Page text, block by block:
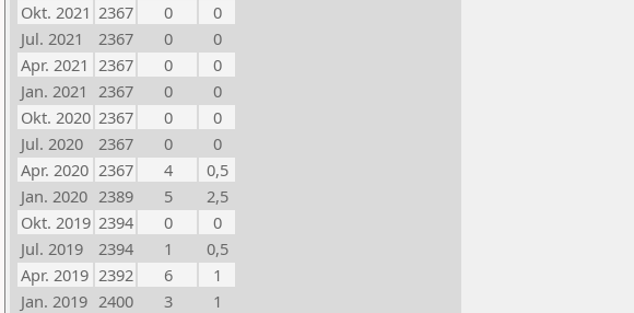
Okt. 2021 2367 0
0
Jul. 2021
2367 0
0
Apr. 2021 2367 0
0
Jan. 2021 2367 0
0
Okt. 2020 2367 0
0
Jul. 2020
2367 0
0
Apr. 2020 2367 4
0,5
Jan. 2020 2389 5
2,5
Okt. 2019 2394 0
0
Jul. 2019
2394 1
0,5
Apr. 2019 2392 6
1
Jan. 2019 2400 3
1